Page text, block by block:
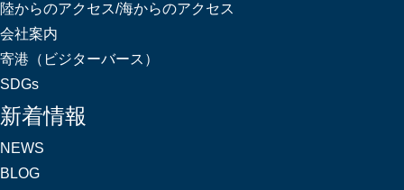
陸からのアクセス/海からのアクセス
会社案内
寄港（ビジターバース）
SDGs
新着情報
NEWS
BLOG